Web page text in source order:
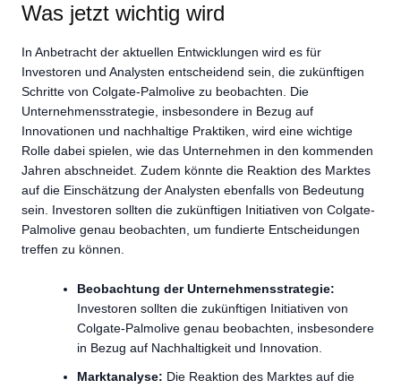
Was jetzt wichtig wird
In Anbetracht der aktuellen Entwicklungen wird es für
Investoren und Analysten entscheidend sein, die zukünftigen
Schritte von Colgate-Palmolive zu beobachten. Die
Unternehmensstrategie, insbesondere in Bezug auf
Innovationen und nachhaltige Praktiken, wird eine wichtige
Rolle dabei spielen, wie das Unternehmen in den kommenden
Jahren abschneidet. Zudem könnte die Reaktion des Marktes
auf die Einschätzung der Analysten ebenfalls von Bedeutung
sein. Investoren sollten die zukünftigen Initiativen von Colgate-
Palmolive genau beobachten, um fundierte Entscheidungen
treffen zu können.
Beobachtung der Unternehmensstrategie:
Investoren sollten die zukünftigen Initiativen von
Colgate-Palmolive genau beobachten, insbesondere
in Bezug auf Nachhaltigkeit und Innovation.
Marktanalyse: Die Reaktion des Marktes auf die